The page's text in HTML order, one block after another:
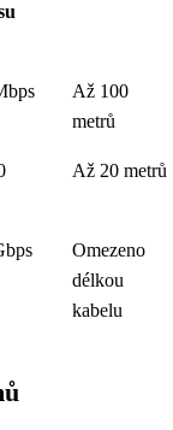
Až 100
metrů
Až 20 metrů
Omezeno
délkou
kabelu